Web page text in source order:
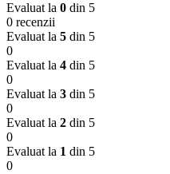
Evaluat la 0 din 5
0 recenzii
Evaluat la 5 din 5
0
Evaluat la 4 din 5
0
Evaluat la 3 din 5
0
Evaluat la 2 din 5
0
Evaluat la 1 din 5
0